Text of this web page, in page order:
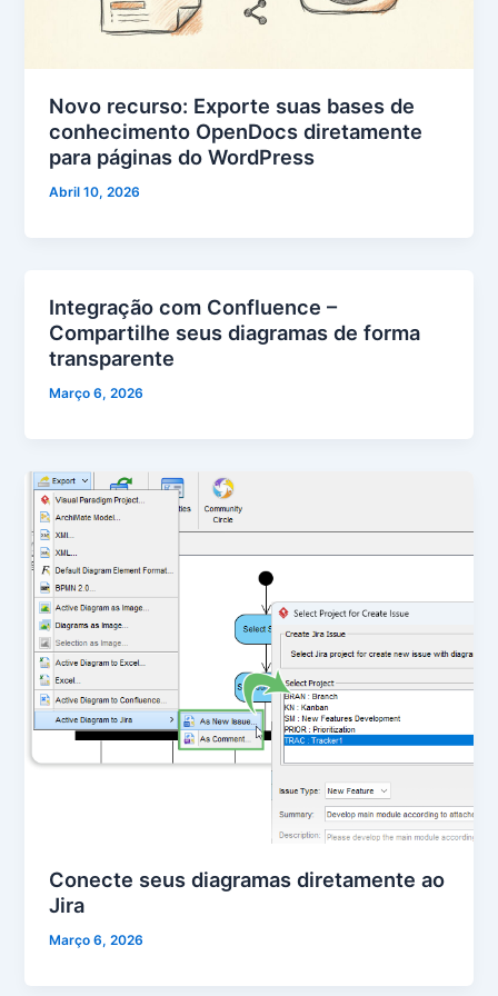
Novo recurso: Exporte suas bases de
conhecimento OpenDocs diretamente
para páginas do WordPress
Abril 10, 2026
Integração com Confluence –
Compartilhe seus diagramas de forma
transparente
Março 6, 2026
Conecte seus diagramas diretamente ao
Jira
Março 6, 2026